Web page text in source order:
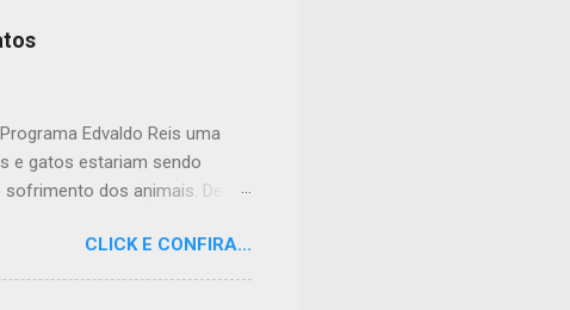
Edvaldo Reis uma
e gatos estariam sendo
dos animais. De
frente à sua residência, em
da dor causada aos
podendo atingir
CLICK E CONFIRA...